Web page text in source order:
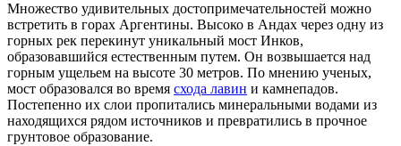
Множество удивительных достопримечательностей можно
встретить в горах Аргентины. Высоко в Андах через одну из
горных рек перекинут уникальный мост Инков,
образовавшийся естественным путем. Он возвышается над
горным ущельем на высоте 30 метров. По мнению ученых,
мост образовался во время схода лавин и камнепадов.
Постепенно их слои пропитались минеральными водами из
находящихся рядом источников и превратились в прочное
грунтовое образование.